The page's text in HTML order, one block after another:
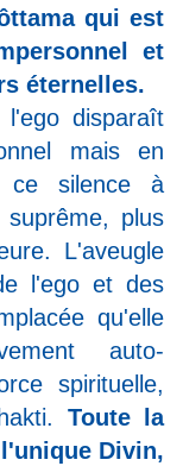
qui est
et
éternelles.
l'ego disparaît
mais en
ce silence à
suprême, plus
L'aveugle
l'ego et des
qu'elle
auto-
spirituelle,
Toute la
Divin,